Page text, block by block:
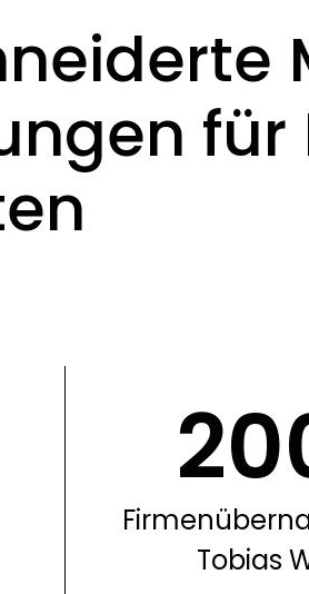
für
Tobias